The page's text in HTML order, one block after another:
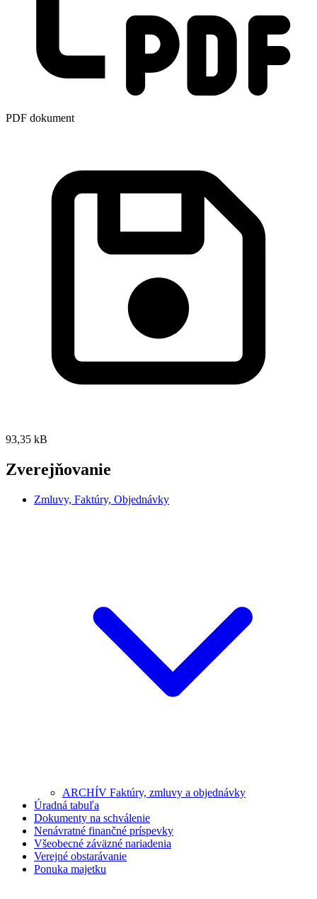
PDF dokument
93,35 kB
Zverejňovanie
Zmluvy, Faktúry, Objednávky
ARCHÍV Faktúry, zmluvy a objednávky
Úradná tabuľa
Dokumenty na schválenie
Nenávratné finančné príspevky
Všeobecné záväzné nariadenia
Verejné obstarávanie
Ponuka majetku